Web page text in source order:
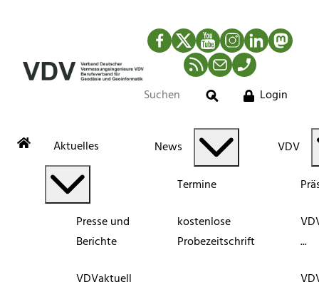
Facebook
TwitterYouTubeInstagram
LinkedIn
RSS-Newsfeed
MailTelefon
Suche
Login
Aktuelles
Presse und
Berichte
News
Termine
kostenlose
Probezeitschrift
VDV
...